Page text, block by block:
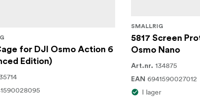
for DJI Osmo Action 6
Edition)
SMALLRIG
5817 Screen
Osmo Nano
Art.nr. 134875
EAN 6941590027012
I lager